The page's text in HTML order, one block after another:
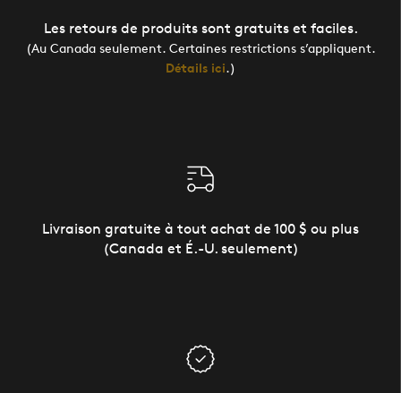
Les retours de produits sont gratuits et faciles.
(Au Canada seulement. Certaines restrictions s’appliquent.
Détails ici.)
Livraison gratuite à tout achat de 100 $ ou plus
(Canada et É.-U. seulement)